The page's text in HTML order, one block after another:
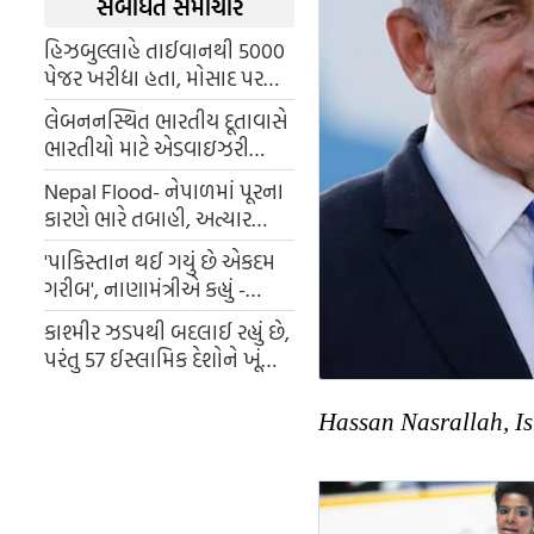
સંબંધિત સમાચાર
હિઝબુલ્લાહે તાઈવાનથી 5000
પેજર ખરીદ્યા હતા, મોસાદ પર
વિસ્ફોટકો મૂકવાનો આરોપ હતો,
હવે સતત બ્લાસ્ટ થઈ રહ્યા છે
લેબનનસ્થિત ભારતીય દૂતાવાસે
ભારતીયો માટે એડવાઇઝરી
જાહેર કરી
Nepal Flood- નેપાળમાં પૂરના
કારણે ભારે તબાહી, અત્યાર
સુધીમાં 112 લોકોના મોત,
'પાકિસ્તાન થઈ ગયું છે એકદમ
ગરીબ', નાણામંત્રીએ કહ્યું -
જનતાએ સહન કરવી પડશે
'સંક્રમણની પીડા', જાણો શું છે
આ પીડા ?
કાશ્મીર ઝડપથી બદલાઈ રહ્યું છે,
પરંતુ 57 ઈસ્લામિક દેશોને ખૂંચી
Hassan Nasrallah,